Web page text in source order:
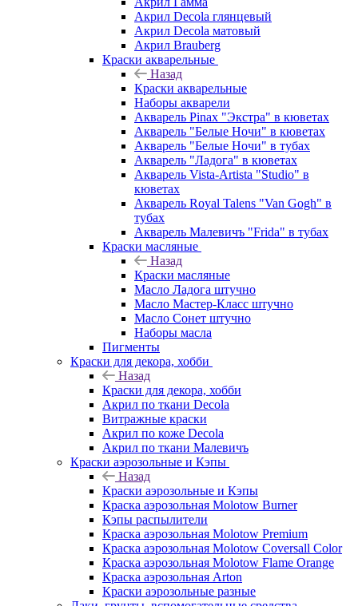
Акрил Decola глянцевый
Акрил Decola матовый
Акрил Brauberg
Краски акварельные
Назад
Краски акварельные
Наборы акварели
Акварель Pinax "Экстра" в кюветах
Акварель "Белые Ночи" в кюветах
Акварель "Белые Ночи" в тубах
Акварель "Ладога" в кюветах
Акварель Vista-Artista "Studio" в
кюветах
Акварель Royal Talens "Van Gogh" в
тубах
Акварель Малевичъ "Frida" в тубах
Краски масляные
Назад
Краски масляные
Масло Ладога штучно
Масло Мастер-Класс штучно
Масло Сонет штучно
Наборы масла
Пигменты
Краски для декора, хобби
Назад
Краски для декора, хобби
Акрил по ткани Decola
Витражные краски
Акрил по коже Decola
Акрил по ткани Малевичъ
Краски аэрозольные и Кэпы
Назад
Краски аэрозольные и Кэпы
Краска аэрозольная Molotow Burner
Кэпы распылители
Краска аэрозольная Molotow Premium
Краска аэрозольная Molotow Coversall Color
Краска аэрозольная Molotow Flame Orange
Краска аэрозольная Arton
Краски аэрозольные разные